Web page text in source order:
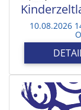
10.08.2026